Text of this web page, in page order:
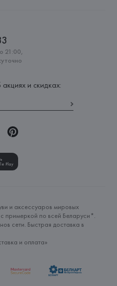
21:00,
и скидках:
Play
и аксессуаров мировых
примеркой по всей Беларуси*.
сети. Быстрая доставка в
и оплата»